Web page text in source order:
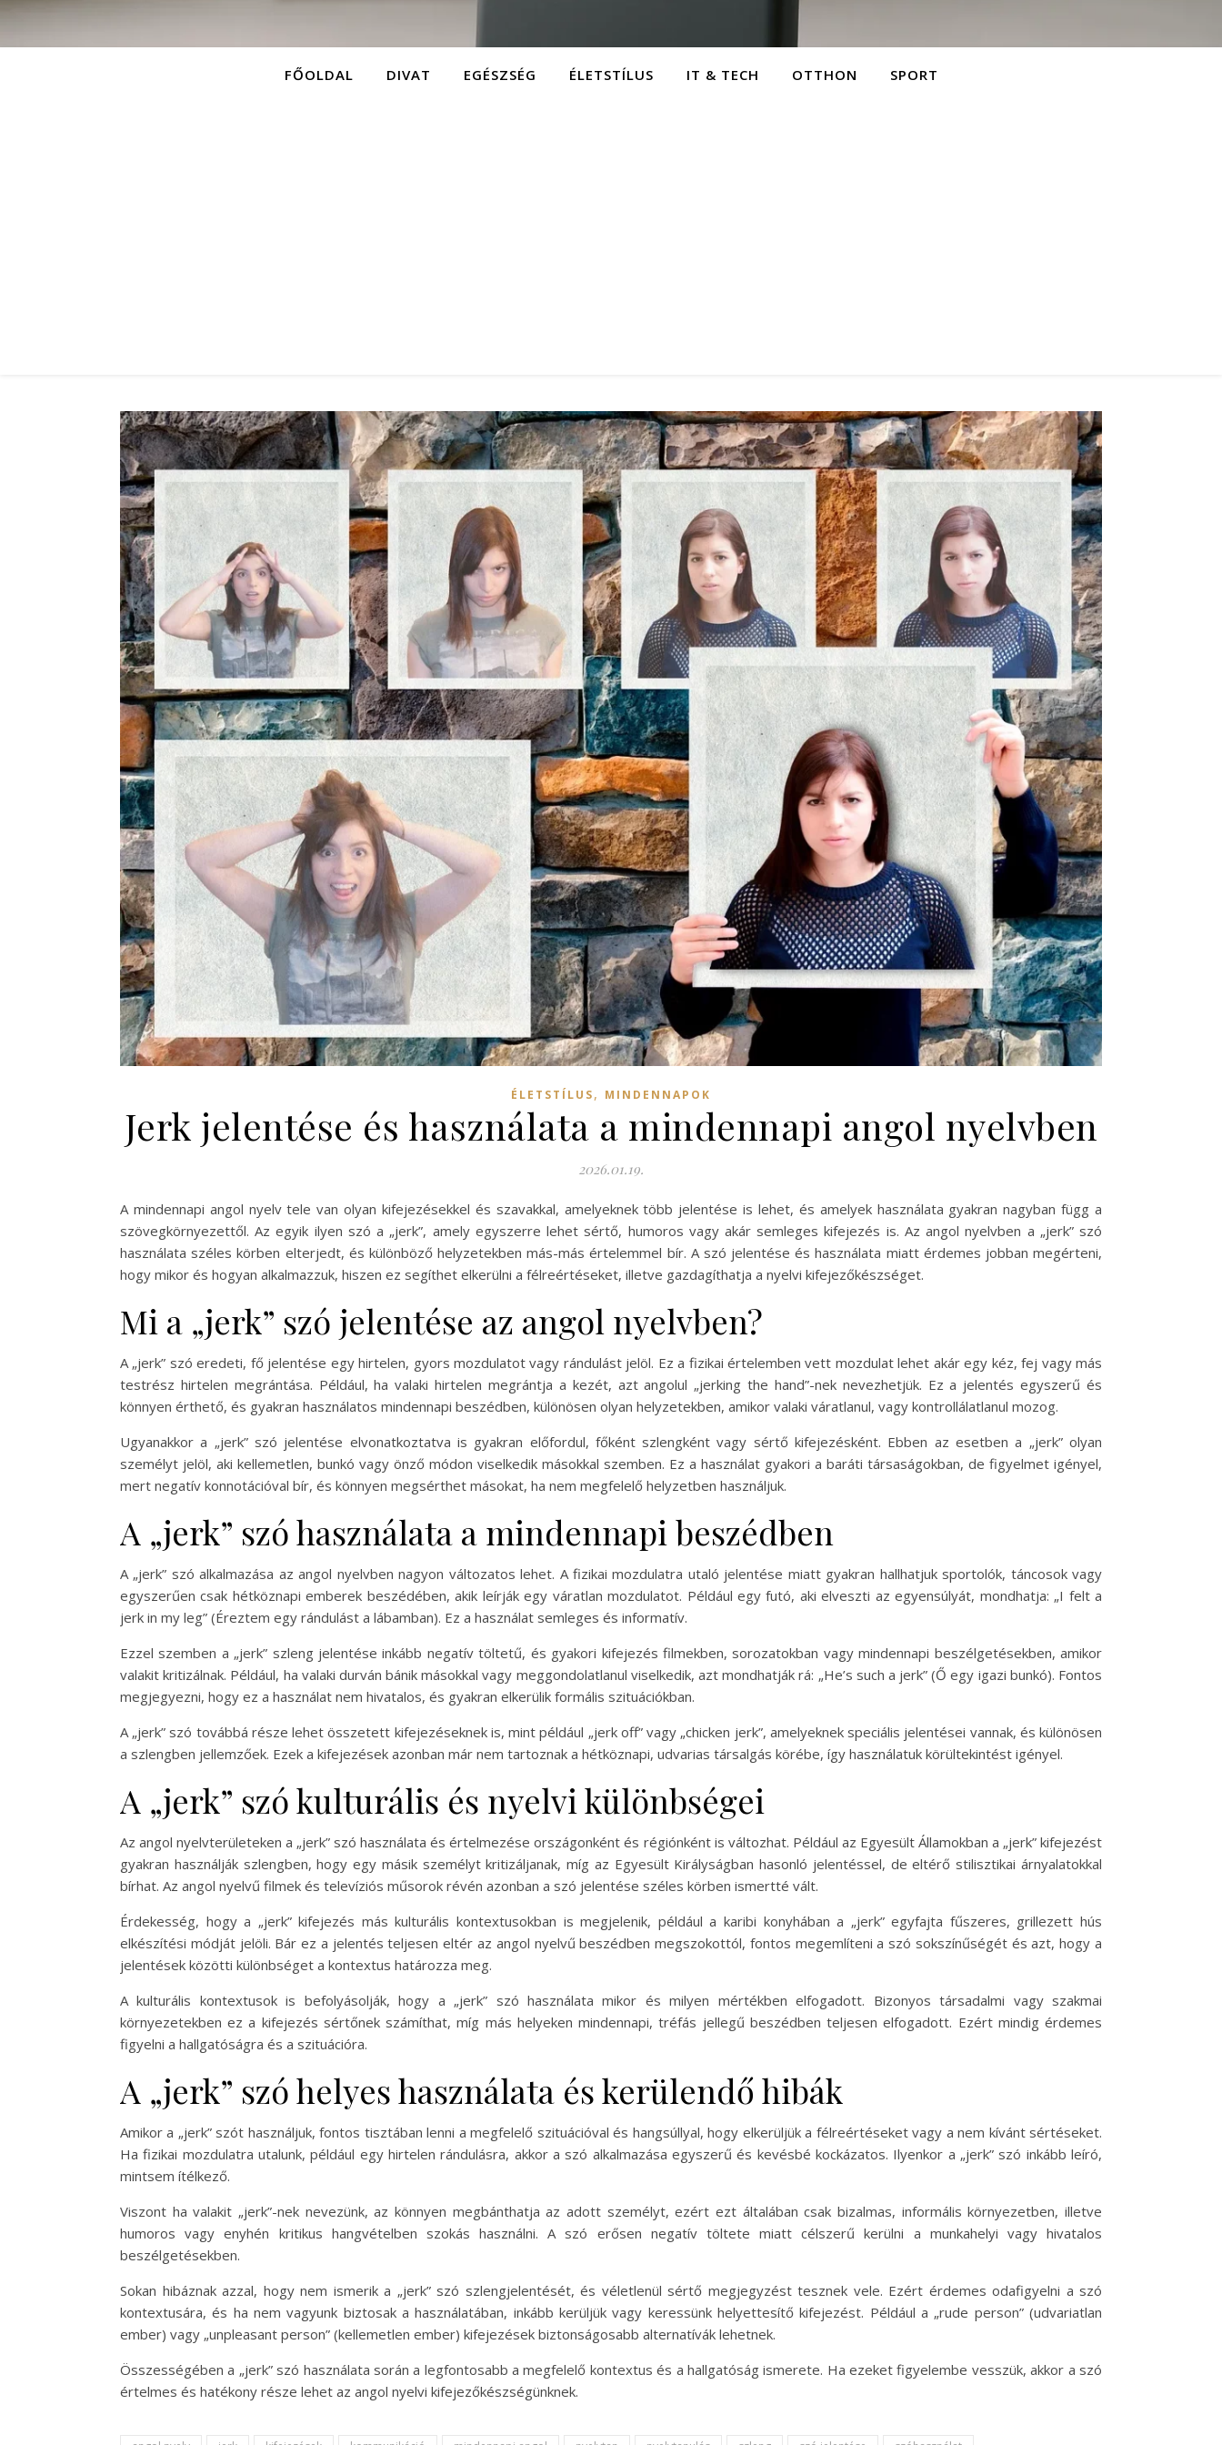
FŐOLDAL DIVAT EGÉSZSÉG ÉLETSTÍLUS IT & TECH OTTHON SPORT
ÉLETSTÍLUS, MINDENNAPOK
Jerk jelentése és használata a mindennapi angol nyelvben
2026.01.19.
A mindennapi angol nyelv tele van olyan kifejezésekkel és szavakkal, amelyeknek több jelentése is lehet, és amelyek használata gyakran nagyban függ a
szövegkörnyezettől. Az egyik ilyen szó a „jerk”, amely egyszerre lehet sértő, humoros vagy akár semleges kifejezés is. Az angol nyelvben a „jerk” szó
használata széles körben elterjedt, és különböző helyzetekben más-más értelemmel bír. A szó jelentése és használata miatt érdemes jobban megérteni,
hogy mikor és hogyan alkalmazzuk, hiszen ez segíthet elkerülni a félreértéseket, illetve gazdagíthatja a nyelvi kifejezőkészséget.
Mi a „jerk” szó jelentése az angol nyelvben?
A „jerk” szó eredeti, fő jelentése egy hirtelen, gyors mozdulatot vagy rándulást jelöl. Ez a fizikai értelemben vett mozdulat lehet akár egy kéz, fej vagy más
testrész hirtelen megrántása. Például, ha valaki hirtelen megrántja a kezét, azt angolul „jerking the hand”-nek nevezhetjük. Ez a jelentés egyszerű és
könnyen érthető, és gyakran használatos mindennapi beszédben, különösen olyan helyzetekben, amikor valaki váratlanul, vagy kontrollálatlanul mozog.
Ugyanakkor a „jerk” szó jelentése elvonatkoztatva is gyakran előfordul, főként szlengként vagy sértő kifejezésként. Ebben az esetben a „jerk” olyan
személyt jelöl, aki kellemetlen, bunkó vagy önző módon viselkedik másokkal szemben. Ez a használat gyakori a baráti társaságokban, de figyelmet igényel,
mert negatív konnotációval bír, és könnyen megsérthet másokat, ha nem megfelelő helyzetben használjuk.
A „jerk” szó használata a mindennapi beszédben
A „jerk” szó alkalmazása az angol nyelvben nagyon változatos lehet. A fizikai mozdulatra utaló jelentése miatt gyakran hallhatjuk sportolók, táncosok vagy
egyszerűen csak hétköznapi emberek beszédében, akik leírják egy váratlan mozdulatot. Például egy futó, aki elveszti az egyensúlyát, mondhatja: „I felt a
jerk in my leg” (Éreztem egy rándulást a lábamban). Ez a használat semleges és informatív.
Ezzel szemben a „jerk” szleng jelentése inkább negatív töltetű, és gyakori kifejezés filmekben, sorozatokban vagy mindennapi beszélgetésekben, amikor
valakit kritizálnak. Például, ha valaki durván bánik másokkal vagy meggondolatlanul viselkedik, azt mondhatják rá: „He’s such a jerk” (Ő egy igazi bunkó). Fontos
megjegyezni, hogy ez a használat nem hivatalos, és gyakran elkerülik formális szituációkban.
A „jerk” szó továbbá része lehet összetett kifejezéseknek is, mint például „jerk off” vagy „chicken jerk”, amelyeknek speciális jelentései vannak, és különösen
a szlengben jellemzőek. Ezek a kifejezések azonban már nem tartoznak a hétköznapi, udvarias társalgás körébe, így használatuk körültekintést igényel.
A „jerk” szó kulturális és nyelvi különbségei
Az angol nyelvterületeken a „jerk” szó használata és értelmezése országonként és régiónként is változhat. Például az Egyesült Államokban a „jerk” kifejezést
gyakran használják szlengben, hogy egy másik személyt kritizáljanak, míg az Egyesült Királyságban hasonló jelentéssel, de eltérő stilisztikai árnyalatokkal
bírhat. Az angol nyelvű filmek és televíziós műsorok révén azonban a szó jelentése széles körben ismertté vált.
Érdekesség, hogy a „jerk” kifejezés más kulturális kontextusokban is megjelenik, például a karibi konyhában a „jerk” egyfajta fűszeres, grillezett hús
elkészítési módját jelöli. Bár ez a jelentés teljesen eltér az angol nyelvű beszédben megszokottól, fontos megemlíteni a szó sokszínűségét és azt, hogy a
jelentések közötti különbséget a kontextus határozza meg.
A kulturális kontextusok is befolyásolják, hogy a „jerk” szó használata mikor és milyen mértékben elfogadott. Bizonyos társadalmi vagy szakmai
környezetekben ez a kifejezés sértőnek számíthat, míg más helyeken mindennapi, tréfás jellegű beszédben teljesen elfogadott. Ezért mindig érdemes
figyelni a hallgatóságra és a szituációra.
A „jerk” szó helyes használata és kerülendő hibák
Amikor a „jerk” szót használjuk, fontos tisztában lenni a megfelelő szituációval és hangsúllyal, hogy elkerüljük a félreértéseket vagy a nem kívánt sértéseket.
Ha fizikai mozdulatra utalunk, például egy hirtelen rándulásra, akkor a szó alkalmazása egyszerű és kevésbé kockázatos. Ilyenkor a „jerk” szó inkább leíró,
mintsem ítélkező.
Viszont ha valakit „jerk”-nek nevezünk, az könnyen megbánthatja az adott személyt, ezért ezt általában csak bizalmas, informális környezetben, illetve
humoros vagy enyhén kritikus hangvételben szokás használni. A szó erősen negatív töltete miatt célszerű kerülni a munkahelyi vagy hivatalos
beszélgetésekben.
Sokan hibáznak azzal, hogy nem ismerik a „jerk” szó szlengjelentését, és véletlenül sértő megjegyzést tesznek vele. Ezért érdemes odafigyelni a szó
kontextusára, és ha nem vagyunk biztosak a használatában, inkább kerüljük vagy keressünk helyettesítő kifejezést. Például a „rude person” (udvariatlan
ember) vagy „unpleasant person” (kellemetlen ember) kifejezések biztonságosabb alternatívák lehetnek.
Összességében a „jerk” szó használata során a legfontosabb a megfelelő kontextus és a hallgatóság ismerete. Ha ezeket figyelembe vesszük, akkor a szó
értelmes és hatékony része lehet az angol nyelvi kifejezőkészségünknek.